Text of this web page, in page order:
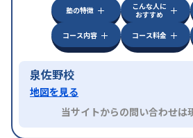
塾の特徴
こんな人に
おすすめ
コース内容
コース料金
泉佐野校
地図を見る
当サイトからの問い合わせは